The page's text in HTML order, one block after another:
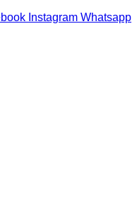
Instagram Whatsapp